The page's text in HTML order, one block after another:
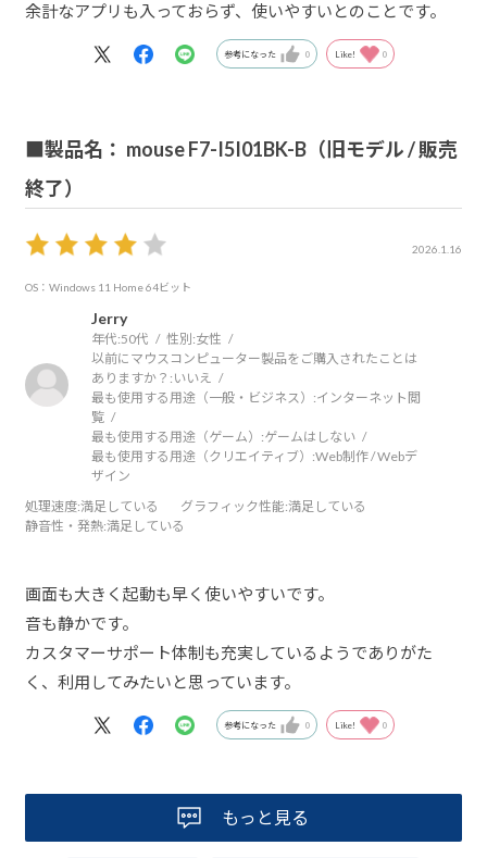
余計なアプリも入っておらず、使いやすいとのことです。
参考になった 0 Like! 0
■製品名： mouse F7-I5I01BK-B（旧モデル / 販売
終了）
2026.1.16
OS：Windows 11 Home 64ビット
Jerry
年代:50代 性別:女性
以前にマウスコンピューター製品をご購入されたことは
ありますか？: いいえ
最も使用する用途（一般・ビジネス）:インターネット閲
覧
最も使用する用途（ゲーム）:ゲームはしない
最も使用する用途（クリエイティブ）:Web制作 / Webデ
ザイン
処理速度:満足している グラフィック性能:満足している
静音性・発熱:満足している
画面も大きく起動も早く使いやすいです。
音も静かです。
カスタマーサポート体制も充実しているようでありがた
く、利用してみたいと思っています。
参考になった 0 Like! 0
もっと見る